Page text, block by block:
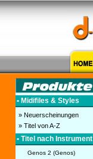
• Midifiles & Styles
» Neuerscheinungen
» Titel von A-Z
• Titel nach Instrument
Genos 2 (Genos)